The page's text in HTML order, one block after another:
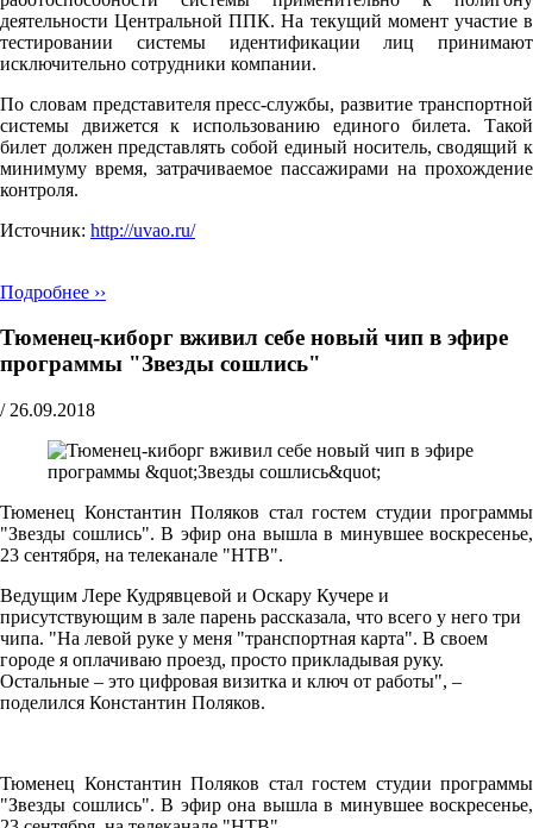
деятельности Центральной ППК. На текущий момент участие в
тестировании системы идентификации лиц принимают
исключительно сотрудники компании.
По словам представителя пресс-службы, развитие транспортной
системы движется к использованию единого билета. Такой
билет должен представлять собой единый носитель, сводящий к
минимуму время, затрачиваемое пассажирами на прохождение
контроля.
Источник: http://uvao.ru/
Подробнее ››
Тюменец-киборг вживил себе новый чип в эфире
программы "Звезды сошлись"
/ 26.09.2018
Тюменец Константин Поляков стал гостем студии программы
"Звезды сошлись". В эфир она вышла в минувшее воскресенье,
23 сентября, на телеканале "НТВ".
Ведущим Лере Кудрявцевой и Оскару Кучере и
присутствующим в зале парень рассказала, что всего у него три
чипа. "На левой руке у меня "транспортная карта". В своем
городе я оплачиваю проезд, просто прикладывая руку.
Остальные – это цифровая визитка и ключ от работы", –
поделился Константин Поляков.
Тюменец Константин Поляков стал гостем студии программы
"Звезды сошлись". В эфир она вышла в минувшее воскресенье,